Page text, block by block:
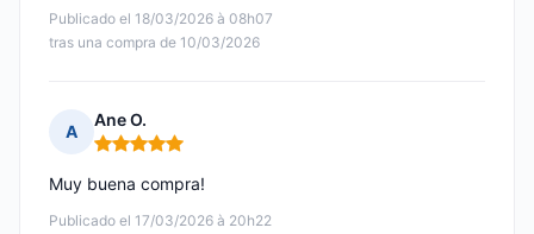
Publicado el 18/03/2026 à 08h07
tras una compra de 10/03/2026
A
Ane O.
Nota: 5 de 5
Publicado el 17/03/2026 à 20h22
Muy buena compra!